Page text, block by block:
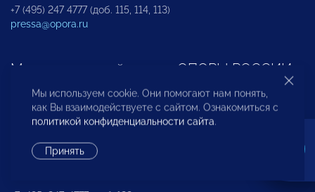
+7 (495) 247 4777 (доб. 115, 114, 113)
pressa@opora.ru
Международный отдел «ОПОРЫ РОССИИ»
+7 (495) 247-4777 (доб. 126)
Бюро по защите прав предпринимателей и
инвесторов
Мы используем cookie. Они помогают нам понять,
как Вы взаимодействуете с сайтом. Ознакомиться с
политикой конфиденциальности сайта.
Принять